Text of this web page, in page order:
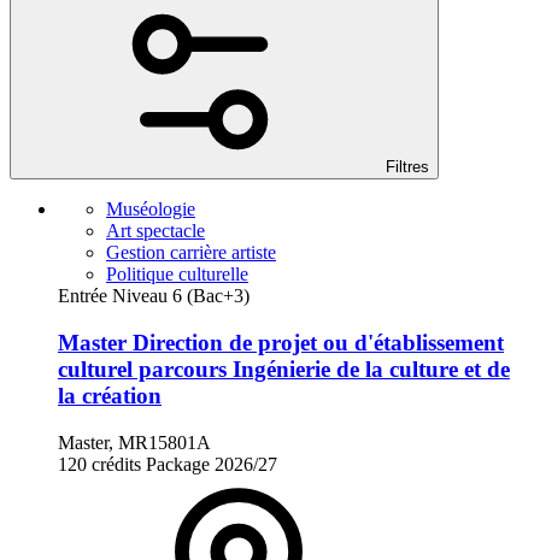
Filtres
Muséologie
Art spectacle
Gestion carrière artiste
Politique culturelle
Entrée Niveau 6 (Bac+3)
Master Direction de projet ou d'établissement
culturel parcours Ingénierie de la culture et de
la création
Master, MR15801A
120 crédits Package 2026/27